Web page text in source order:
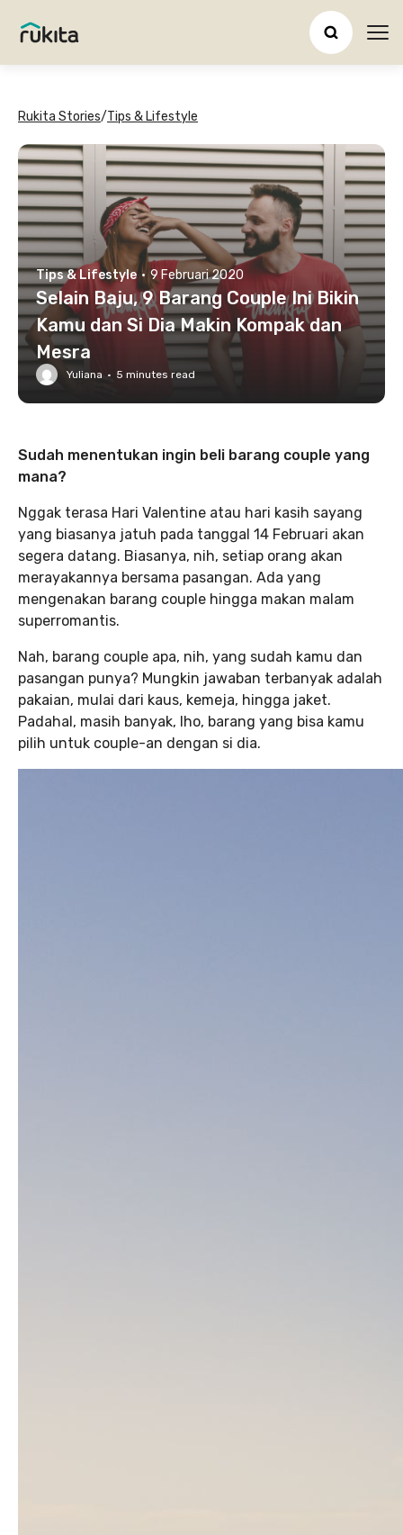
Rukita Stories/Tips & Lifestyle
Tips & Lifestyle · 9 Februari 2020
Selain Baju, 9 Barang Couple Ini Bikin
Kamu dan Si Dia Makin Kompak dan
Mesra
Yuliana · 5 minutes read
Sudah menentukan ingin beli barang couple yang
mana?
Nggak terasa Hari Valentine atau hari kasih sayang
yang biasanya jatuh pada tanggal 14 Februari akan
segera datang. Biasanya, nih, setiap orang akan
merayakannya bersama pasangan. Ada yang
mengenakan barang couple hingga makan malam
superromantis.
Nah, barang couple apa, nih, yang sudah kamu dan
pasangan punya? Mungkin jawaban terbanyak adalah
pakaian, mulai dari kaus, kemeja, hingga jaket.
Padahal, masih banyak, lho, barang yang bisa kamu
pilih untuk couple-an dengan si dia.